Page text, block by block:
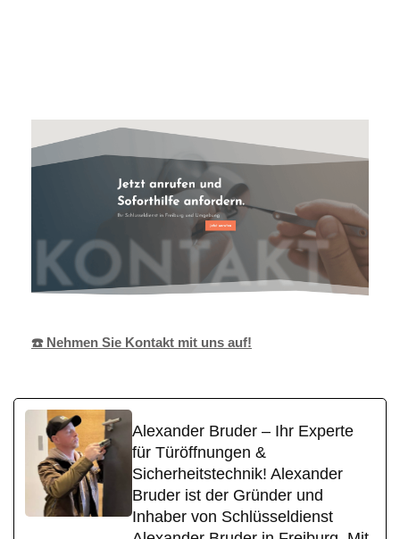
☎️ Nehmen Sie Kontakt mit uns auf!
Alexander Bruder – Ihr Experte
für Türöffnungen &
Sicherheitstechnik! Alexander
Bruder ist der Gründer und
Inhaber von Schlüsseldienst